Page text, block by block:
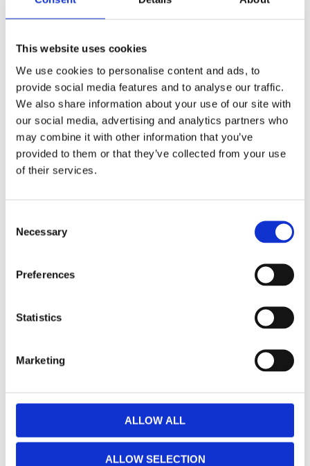
This website uses cookies
We use cookies to personalise content and ads, to
provide social media features and to analyse our traffic.
We also share information about your use of our site with
our social media, advertising and analytics partners who
may combine it with other information that you’ve
provided to them or that they’ve collected from your use
of their services.
Selection
Necessary
Preferences
Statistics
Marketing
ALLOW ALL
ALLOW SELECTION
färgtemperatur likt dagsljus.
Dessa LED-lampor bländar inte likt många
Ljusbilden är exakt och precis utan stickljus och
klarar en ljusprovare. En rejäl säkerhetshöjare
som inte utsätter dina medtrafikanter för fara.
Om IPF:
Japanska IPF är mästare på att bygga lampor,
reflektorer och extraljus med exakt och precis
originallyktor åt japanska biltillverkare. Kvalitet
och prestanda är som alltid på topp.
Förbättrad vägsikt för avstånd och bredd utan
Maximerad ljuseffekt baserad på IPF:s
Förbättrat lumenunderhåll bevarar LED-lampans
initiala ljusstyrka och ljusstyrka
vägen vid nattkörning
Erbjuder en korrekt ljusbild med stark belysning
Replikerar verkligen placeringen av
halogenfilament